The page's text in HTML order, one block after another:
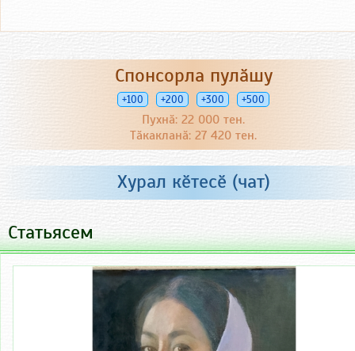
Спонсорла пулӑшу
+100 +200 +300 +500
Пухнӑ: 22 000 тен.
Тӑкакланӑ: 27 420 тен.
Хурал кӗтесӗ (чат)
Статьясем